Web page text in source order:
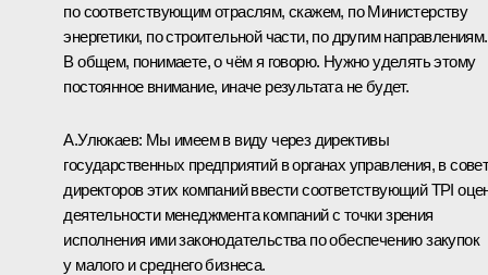
по соответствующим отраслям, скажем, по Министерству
энергетики, по строительной части, по другим направлениям.
В общем, понимаете, о чём я говорю. Нужно уделять этому
постоянное внимание, иначе результата не будет.
А.Улюкаев: Мы имеем в виду через директивы
государственных предприятий в органах управления, в
директоров этих компаний ввести соответствующий TPI
деятельности менеджмента компаний с точки зрения
исполнения ими законодательства по обеспечению закупок
у малого и среднего бизнеса.